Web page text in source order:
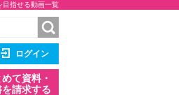
目指せる動画一覧
ログイン
めて資料・
を請求する